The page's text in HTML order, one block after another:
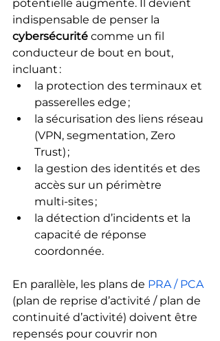
potentielle augmente. Il devient
indispensable de penser la
cybersécurité comme un fil
conducteur de bout en bout,
incluant :
la protection des terminaux et
passerelles edge ;
la sécurisation des liens réseau
(VPN, segmentation, Zero
Trust) ;
la gestion des identités et des
accès sur un périmètre
multi‑sites ;
la détection d’incidents et la
capacité de réponse
coordonnée.
En parallèle, les plans de PRA / PCA
(plan de reprise d’activité / plan de
continuité d’activité) doivent être
repensés pour couvrir non